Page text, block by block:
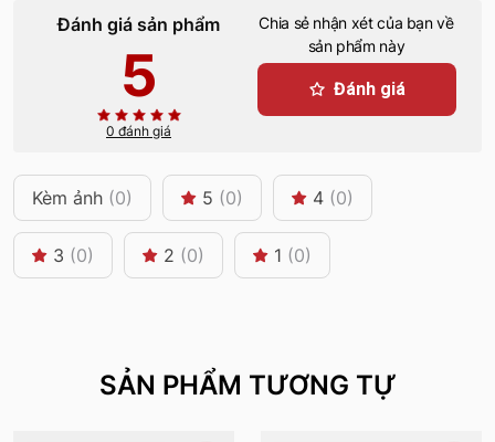
Đánh giá sản phẩm
5
0 đánh giá
Chia sẻ nhận xét của bạn về
sản phẩm này
Đánh giá
Kèm ảnh (0) 5 (0) 4 (0)
3 (0) 2 (0) 1 (0)
SẢN PHẨM TƯƠNG TỰ